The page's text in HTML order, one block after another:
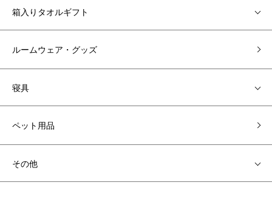
箱入りタオルギフト
ルームウェア・グッズ
寝具
ペット用品
その他